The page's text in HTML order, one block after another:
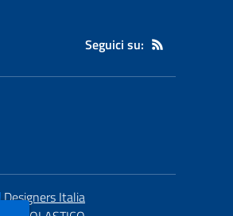
Seguici su:
Designers Italia